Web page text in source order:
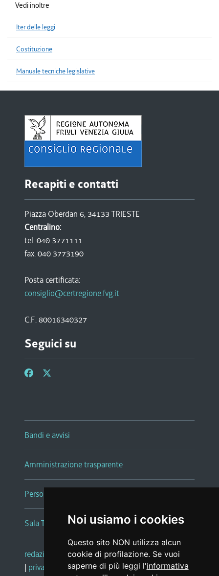
Noi usiamo i cookies
Questo sito NON utilizza alcun
cookie di profilazione. Se vuoi
saperne di più leggi l'informativa
Vedi inoltre
Iter delle leggi
Costituzione
Manuale tecniche legislative
Recapiti e contatti
Piazza Oberdan 6, 34133 TRIESTE
Centralino:
tel. 040 3771111
fax. 040 3773190
Posta certificata:
consiglio@certregione.fvg.it
C.F. 80016340327
Seguici su
Bandi e avvisi
Amministrazione trasparente
Persone e Uffici
Sala Tiziano Tessitori
redazione web |note legali |glossario
| privacy
social media policy